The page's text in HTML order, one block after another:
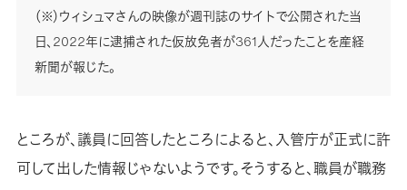
（※）ウィシュマさんの映像が週刊誌のサイトで公開された当
日、2022年に逮捕された仮放免者が361人だったことを産経
新聞が報じた。
ところが、議員に回答したところによると、入管庁が正式に許
可して出した情報じゃないようです。そうすると、職員が職務